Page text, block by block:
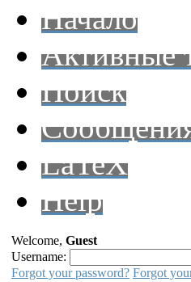
Начало
Активные
Поиск
LaTeX
Help
Welcome, Guest
Username:
Forgot your password? Forgot